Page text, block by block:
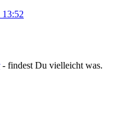
- findest Du vielleicht was.